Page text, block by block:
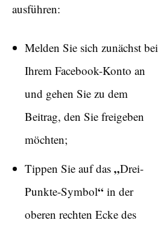
ausführen:
Melden Sie sich zunächst bei
Ihrem Facebook-Konto an
und gehen Sie zu dem
Beitrag, den Sie freigeben
möchten;
Tippen Sie auf das „Drei-
Punkte-Symbol“ in der
oberen rechten Ecke des